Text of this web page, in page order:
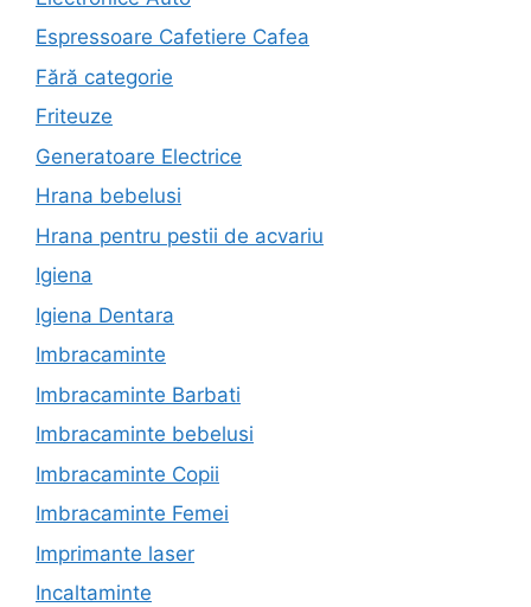
Espressoare Cafetiere Cafea
Fără categorie
Friteuze
Generatoare Electrice
Hrana bebelusi
Hrana pentru pestii de acvariu
Igiena
Igiena Dentara
Imbracaminte
Imbracaminte Barbati
Imbracaminte bebelusi
Imbracaminte Copii
Imbracaminte Femei
Imprimante laser
Incaltaminte